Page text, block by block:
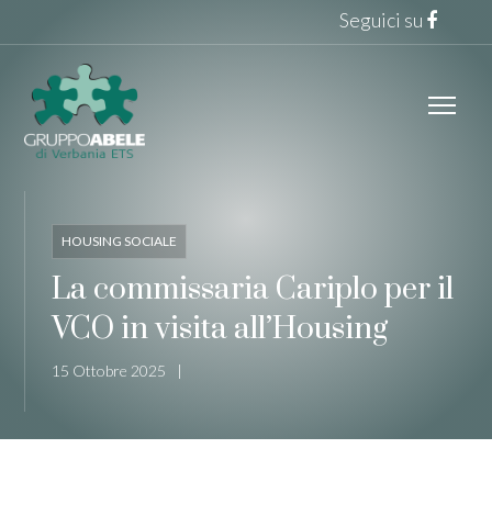
Seguici su
HOUSING SOCIALE
La commissaria Cariplo per il
VCO in visita all’Housing
15 Ottobre 2025